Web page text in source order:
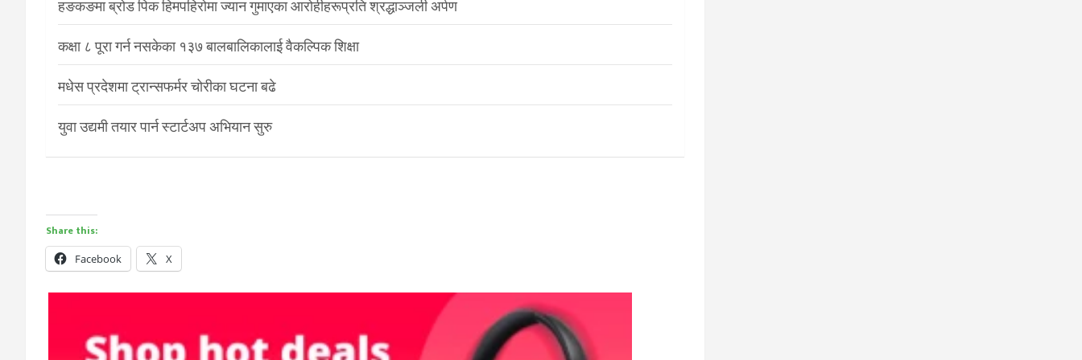
हङकङमा ब्रोड पिक हिमपहिरोमा ज्यान गुमाएका आरोहीहरूप्रति श्रद्धाञ्जली अर्पण
कक्षा ८ पूरा गर्न नसकेका १३७ बालबालिकालाई वैकल्पिक शिक्षा
मधेस प्रदेशमा ट्रान्सफर्मर चोरीका घटना बढे
युवा उद्यमी तयार पार्न स्टार्टअप अभियान सुरु
Share this:
Facebook X